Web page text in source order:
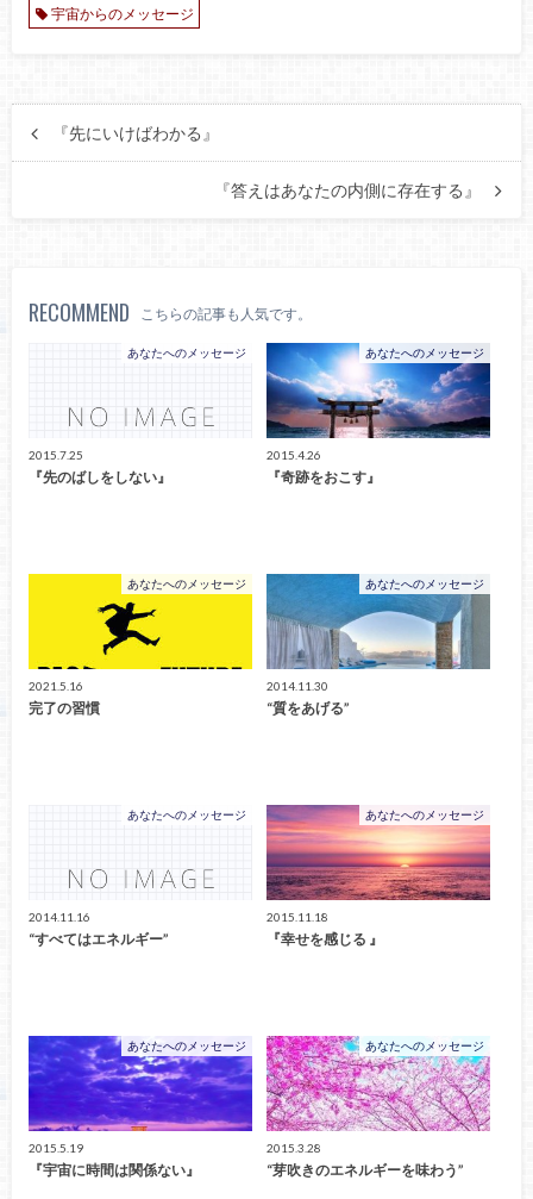
宇宙からのメッセージ
『先にいけばわかる』
『答えはあなたの内側に存在する』
RECOMMEND こちらの記事も人気です。
あなたへのメッセージ
2015.7.25
『先のばしをしない』
あなたへのメッセージ
2015.4.26
『奇跡をおこす』
あなたへのメッセージ
2021.5.16
完了の習慣
あなたへのメッセージ
2014.11.30
“質をあげる”
あなたへのメッセージ
2014.11.16
“すべてはエネルギー”
あなたへのメッセージ
2015.11.18
『幸せを感じる 』
あなたへのメッセージ
2015.5.19
『宇宙に時間は関係ない』
あなたへのメッセージ
2015.3.28
“芽吹きのエネルギーを味わう”